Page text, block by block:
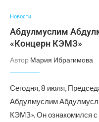
Новости
Абдулмуслим
«Концерн КЭМЗ»
Автор Мария Ибрагимова
Сегодня, 8 июля,
Абдулмуслим
КЭМЗ». Он ознакомился